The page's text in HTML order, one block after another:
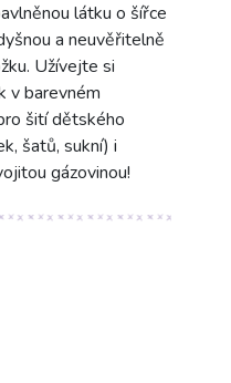
látku o šířce
a neuvěřitelně
Užívejte si
v barevném
šití dětského
šatů, sukní) i
gázovinou!